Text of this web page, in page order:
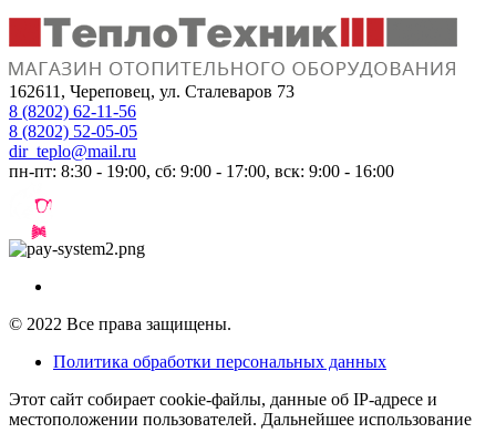
162611, Череповец, ул. Сталеваров 73
8 (8202) 62-11-56
8 (8202) 52-05-05
dir_teplo@mail.ru
пн-пт: 8:30 - 19:00, сб: 9:00 - 17:00, вск: 9:00 - 16:00
© 2022 Все права защищены.
Политика обработки персональных данных
Этот сайт собирает cookie-файлы, данные об IP-адресе и
местоположении пользователей. Дальнейшее использование